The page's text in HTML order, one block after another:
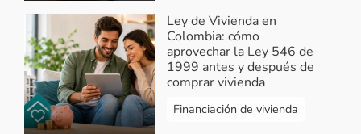
Ley de Vivienda en
Colombia: cómo
aprovechar la Ley 546 de
1999 antes y después de
comprar vivienda
Financiación de vivienda